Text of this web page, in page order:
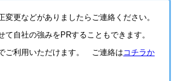
変更などがありましたらご連絡ください。
て自社の強みをPRすることもできます。
ご利用いただけます。 ご連絡は コチラか